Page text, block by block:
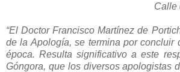
Calle
“El Doctor Francisco Martínez de
de la Apología, se termina por concluir
época. Resulta significativo a este
Góngora, que los diversos apologistas